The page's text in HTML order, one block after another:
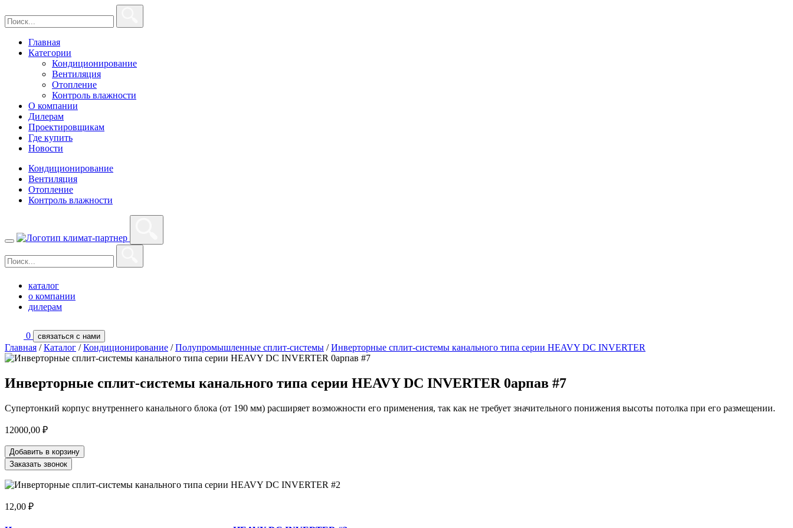
Главная
Категории
Кондиционирование
Вентиляция
Отопление
Контроль влажности
О компании
Дилерам
Проектировщикам
Где купить
Новости
Кондиционирование
Вентиляция
Отопление
Контроль влажности
каталог
о компании
дилерам
0 связаться с нами
Главная / Каталог / Кондиционирование / Полупромышленные сплит-системы / Инверторные сплит-системы канального типа серии HEAVY DC INVERTER
Инверторные сплит-системы канального типа серии HEAVY DC INVERTER 0арпав #7
Супертонкий корпус внутреннего канального блока (от 190 мм) расширяет возможности его применения, так как не требует значительного понижения высоты потолка при его размещении.
12000,00 ₽
Добавить в корзину
Заказать звонок
12,00 ₽